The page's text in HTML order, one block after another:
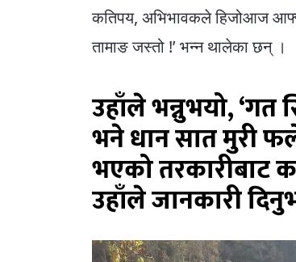
कतिपय, अभिभावकले हिजोआज
तामाङ जस्तो !’ भन्न थालेका छन् ।
उहाँले भन्नुभयो, ‘गत
भने धान सात मुरी
भएको तरकारीबाट
उहाँले जानकारी